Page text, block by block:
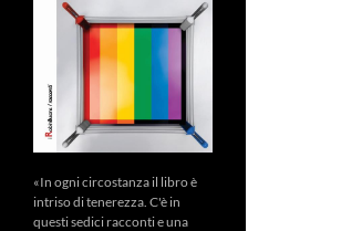
«In ogni circostanza il libro è
intriso di tenerezza. C'è in
questi sedici racconti e una